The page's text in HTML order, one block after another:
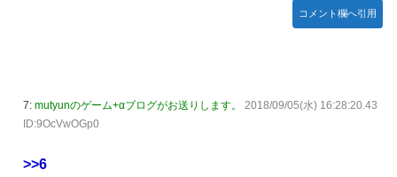
おでこ封印！中村アン、“前髪あり”の新ヘアスタイルに「新
BYDの軽EV「ラッコ」受注が700台超 7月販売は125台
コメント欄へ引用
7: mutyunのゲーム+αブログがお送りします。
2018/09/05(水) 16:28:20.43
ID:9OcVwOGp0
>>6